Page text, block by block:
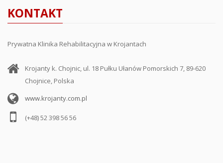
KONTAKT
Prywatna Klinika Rehabilitacyjna w Krojantach
Krojanty k. Chojnic, ul. 18 Pułku Ułanów Pomorskich 7, 89-620
Chojnice, Polska
www.krojanty.com.pl
(+48) 52 398 56 56